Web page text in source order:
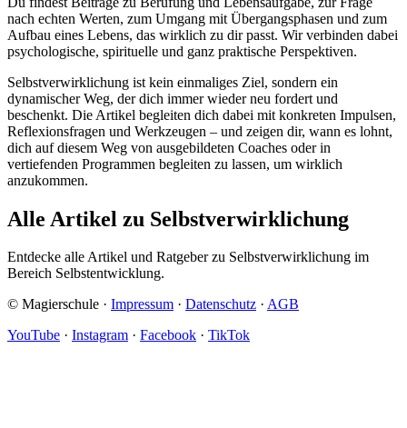
nach echten Werten, zum Umgang mit Übergangsphasen und zum
Aufbau eines Lebens, das wirklich zu dir passt. Wir verbinden dabei
psychologische, spirituelle und ganz praktische Perspektiven.
Selbstverwirklichung ist kein einmaliges Ziel, sondern ein
dynamischer Weg, der dich immer wieder neu fordert und
beschenkt. Die Artikel begleiten dich dabei mit konkreten Impulsen,
Reflexionsfragen und Werkzeugen – und zeigen dir, wann es lohnt,
dich auf diesem Weg von ausgebildeten Coaches oder in
vertiefenden Programmen begleiten zu lassen, um wirklich
anzukommen.
Alle Artikel zu Selbstverwirklichung
Entdecke alle Artikel und Ratgeber zu Selbstverwirklichung im
Bereich Selbstentwicklung.
© Magierschule · Impressum · Datenschutz · AGB
YouTube · Instagram · Facebook · TikTok